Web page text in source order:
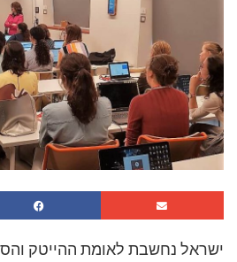
ישראל נחשבת לאומת ההייטק